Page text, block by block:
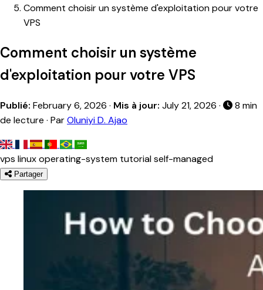
Comment choisir un système d'exploitation pour votre
VPS
Comment choisir un système
d'exploitation pour votre VPS
Publié: February 6, 2026 · Mis à jour: July 21, 2026 ·
8 min
de lecture · ParOluniyi D. Ajao
vps linuxoperating-system tutorialself-managed
Partager